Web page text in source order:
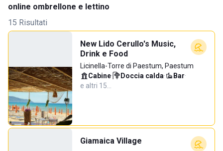
online ombrellone e lettino
15 Risultati
New Lido Cerullo's Music,
Drink e Food
Licinella-Torre di Paestum, Paestum
Cabine· Doccia calda· Bar·
e altri 15…
Giamaica Village